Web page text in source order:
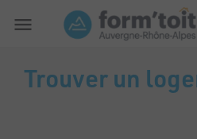
Trouver un